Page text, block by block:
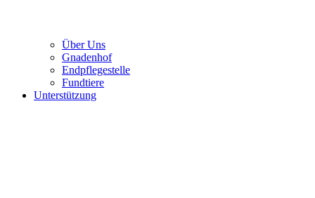
Über Uns
Gnadenhof
Endpflegestelle
Fundtiere
Unterstützung